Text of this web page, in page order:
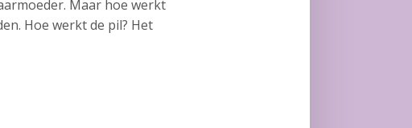
Maar hoe werkt
Hoe werkt de pil? Het